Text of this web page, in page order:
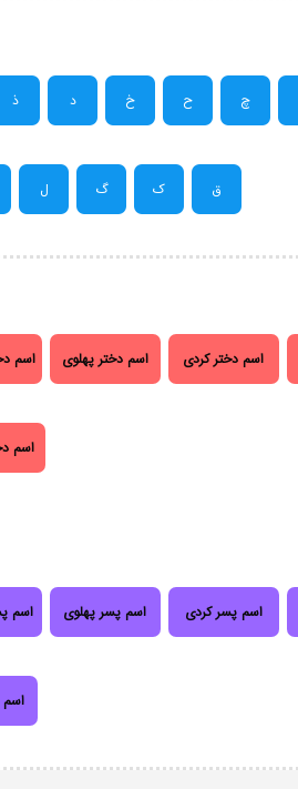
چ ح خ د ذ
ق ک گ ل
اسم دختر کردی اسم دختر پهلوی اسم
اسم
اسم پسر کردی اسم پسر پهلوی اسم
اسم